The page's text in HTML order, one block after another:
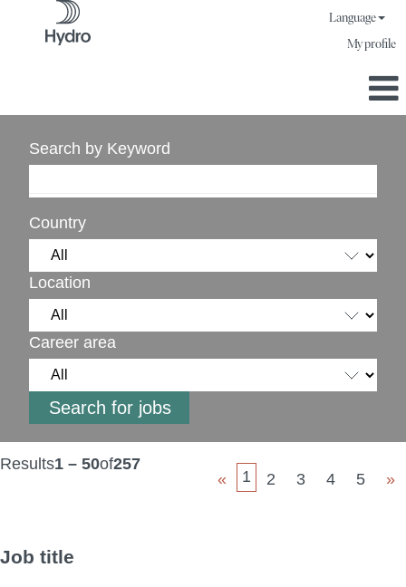
Language
My profile
Search by Keyword
Country
Location
Career area
Results1 – 50of257
«
1 2 3 4 5 »
Job title